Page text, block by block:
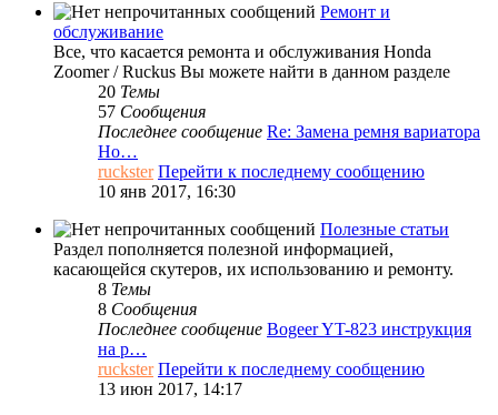
Ремонт и
обслуживание
Все, что касается ремонта и обслуживания Honda
Zoomer / Ruckus Вы можете найти в данном разделе
20 Темы
57 Сообщения
Последнее сообщение Re: Замена ремня вариатора
Ho…
ruckster Перейти к последнему сообщению
10 янв 2017, 16:30
Полезные статьи
Раздел пополняется полезной информацией,
касающейся скутеров, их использованию и ремонту.
8 Темы
8 Сообщения
Последнее сообщение Bogeer YT-823 инструкция
на р…
ruckster Перейти к последнему сообщению
13 июн 2017, 14:17